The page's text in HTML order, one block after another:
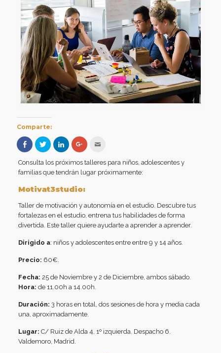
Comparte:
Haz
clic
para
compartir
en
Facebook
abre
en
ventana
nueva)
Haz
clic
para
compartir
en
Twitter
en
ventana
nueva)
Haz
clic
para
compartir
en
LinkedIn
abre
en
ventana
nueva)
Haz
clic
compartir
en
Google+
(Se
en
ventana
nueva)
enviar
por
correo
(Se
abre
en
una
ventana
Consulta los próximos talleres para niños, adolescentes y
familias que tendrán lugar próximamente:
Motivat3studio:
Taller de motivación y autonomía en el estudio. Descubre tus
fortalezas en el estudio, entrena tus habilidades de forma
divertida. Este taller quiere ayudarte a aprender a aprender.
Dirigido a: niños y adolescentes entre entre 9 y 14 años.
Precio: 60€.
Fecha: 25 de Noviembre y 2 de Diciembre, ambos sábado.
Hora: de 11.00h a 14.00h.
Duración: 3 horas en total, dos sesiones de hora y media cada
una, aproximadamente.
Lugar: C/ Ruiz de Alda 4, 1º izquierda. Despacho 6.
Valdemoro, Madrid.